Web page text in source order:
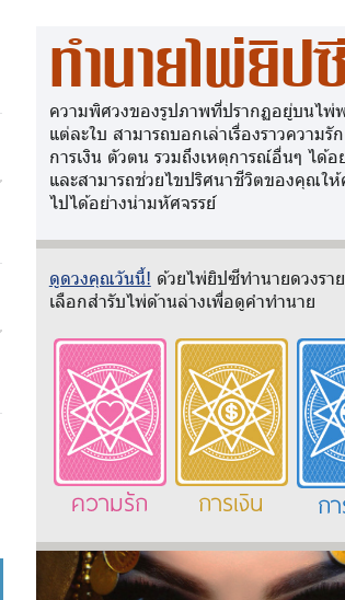
ทำนายไพ่ยิป
ความพิศวงของรูปภาพที่ปรากฏอยู่บนไพ่
แต่ละใบ สามารถบอกเล่าเรื่องราวความรั
การเงิน ตัวตน รวมถึงเหตุการณ์อื่นๆ ได้อ
และสามารถช่วยไขปริศนาชีวิตของคุณใ
ไปได้อย่างน่ามหัศจรรย์
ดูดวงคุณวันนี้! ด้วยไพ่ยิปซีทำนายดวงรา
เลือกสำรับไพ่ด้านล่างเพื่อดูคำทำนาย
ความรัก การเงิน ก